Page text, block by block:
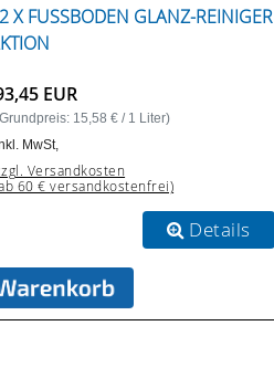
X FUSSBODEN GLANZ-REINIGER A
EUR
15,58 € / 1 Liter)
MwSt,
Versandkosten
60 € versandkostenfrei)
Details